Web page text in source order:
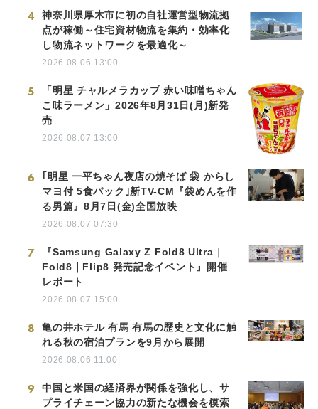
4
神奈川県厚木市に初の自社運営型物流拠
点が稼働～住宅資材物流を集約・効率化
し物流ネットワークを最適化～
2026.08.06 13:00
5
「明星 チャルメラカップ 赤い味噌ちゃん
こ味ラーメン」2026年8月31日(月)新発
売
2026.08.07 13:00
6
｢明星 一平ちゃん夜店の焼そば 袋 からし
マヨ付 5食パック｣新TV-CM『袋めんを作
る男篇』8月7日(金)全国放映
2026.08.07 07:30
7
『Samsung Galaxy Z Fold8 Ultra｜
Fold8｜Flip8 発売記念イベント』開催
レポート
2026.08.07 15:00
8
亀の井ホテル 有馬 有馬の歴史と文化に触
れる秋の宿泊プランを9月から展開
2026.08.06 11:00
9
中国と米国の経済界が関係を強化し、サ
プライチェーン協力の新たな機会を模索